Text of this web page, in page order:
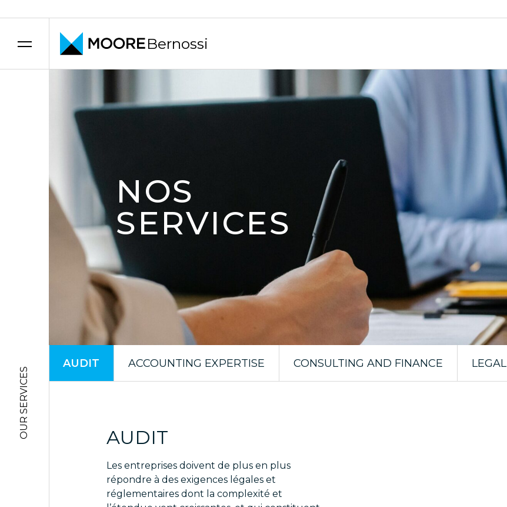
Bernossi
NOS
SERVICES
OUR SERVICES
AUDIT ACCOUNTING EXPERTISE CONSULTING AND FINANCE LEGAL
AUDIT
Les entreprises doivent de plus en plus
répondre à des exigences légales et
réglementaires dont la complexité et